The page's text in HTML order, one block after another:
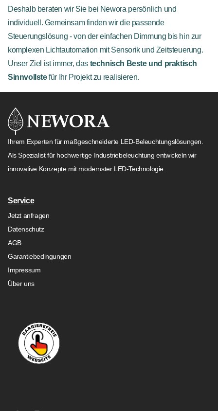
Deshalb beraten wir Sie bei Newora persönlich und
individuell. Gemeinsam finden wir die passende
Steuerungslösung - von der einfachen Dimmung bis hin zur
komplexen Lichtautomation mit Sensorik und Zeitsteuerung.
Unser Ziel ist immer, das technisch Beste und praktisch
Sinnvollstefür Ihr Projekt zu realisieren.
Ihrem Experten für maßgeschneiderte LED-Beleuchtungslösungen.
Als Spezialist für hochwertige Industriebeleuchtung entwickeln wir
innovative Konzepte mit modernster LED-Technologie.
Service
Jetzt anfragen
Datenschutz
AGB
Garantiebedingungen
Impressum
Über uns